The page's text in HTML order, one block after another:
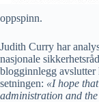
oppspinn.
Judith Curry har
nasjonale
blogginnlegg
setningen: «I hope
administration and the